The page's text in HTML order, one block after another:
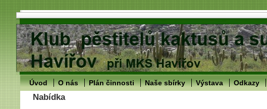
Úvod O nás Plán činnosti Naše sbírky Výstava Odkazy
Nabídka